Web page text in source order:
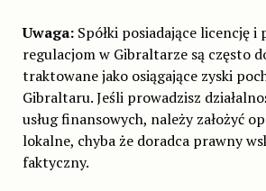
Uwaga:Spółki posiadające licencję i
regulacjom w Gibraltarze są często
traktowane jako osiągające zyski
Gibraltaru. Jeśli prowadzisz
usług finansowych, należy założyć
lokalne, chyba że doradca prawny
faktyczny.